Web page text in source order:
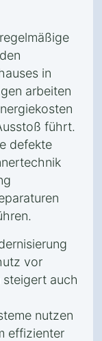
in
arbeiten
führt.
defekte
vor
steigert auch
nutzen
effizienter